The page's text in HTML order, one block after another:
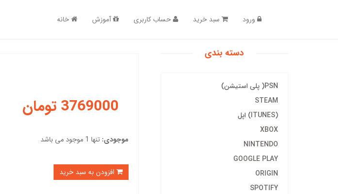
خانه آموزش حساب کاربری سبد خرید ورود
دسته بندی
PSN( پلی استیشن)
STEAM
(ITUNES) اپل
XBOX
NINTENDO
GOOGLE PLAY
ORIGIN
SPOTIFY
3769000 تومان
موجودی: تنها 1 موجود می باشد
افزودن به سبد خرید